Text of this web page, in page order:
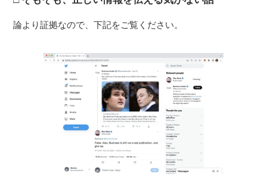
論より証拠なので、下記をご覧ください。